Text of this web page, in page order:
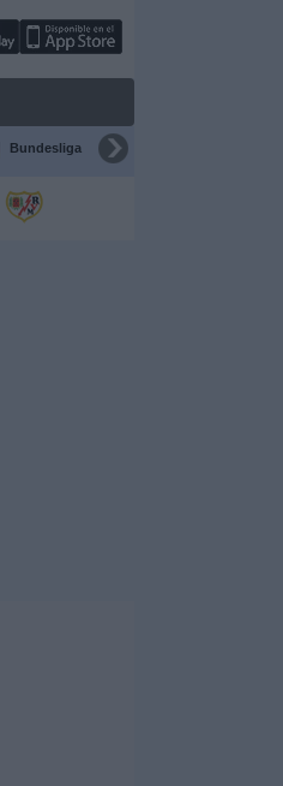
Bundesliga Supercopa de España